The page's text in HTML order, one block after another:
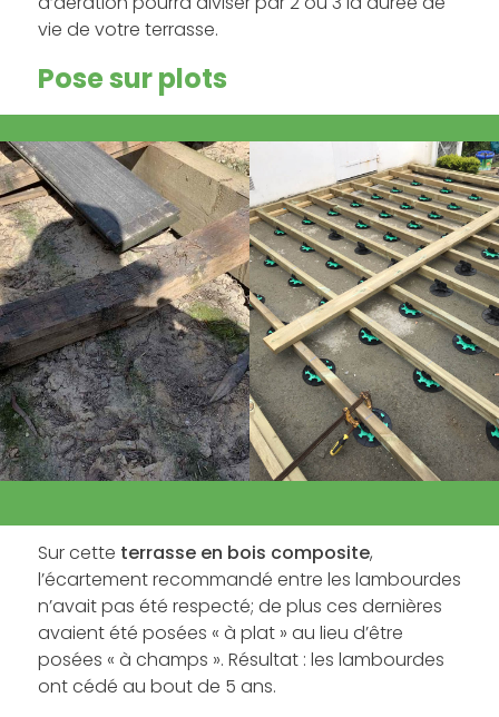
vie de votre terrasse.
Pose sur plots
Sur cette terrasse en bois composite,
l’écartement recommandé entre les lambourdes
n’avait pas été respecté; de plus ces dernières
avaient été posées « à plat » au lieu d’être
posées « à champs ». Résultat : les lambourdes
ont cédé au bout de 5 ans.